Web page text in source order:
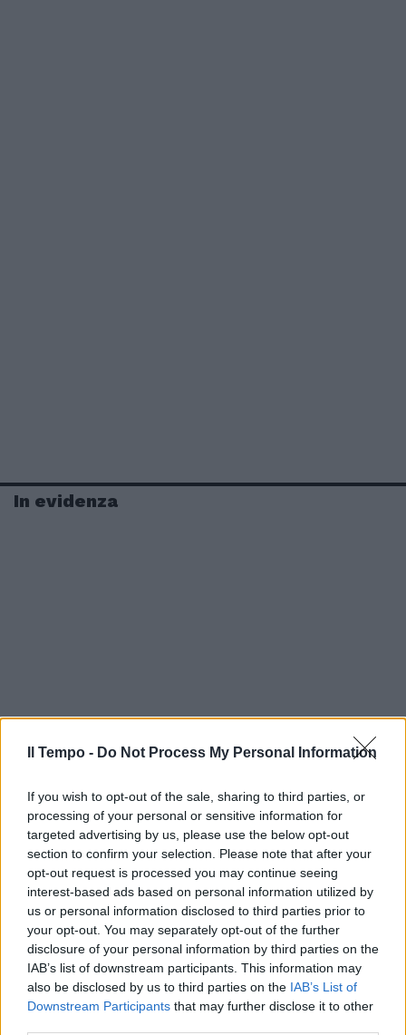
Il Tempo - Do Not Process My Personal Information
If you wish to opt-out of the sale, sharing to third parties, or
processing of your personal or sensitive information for
targeted advertising by us, please use the below opt-out
section to confirm your selection. Please note that after your
opt-out request is processed you may continue seeing
interest-based ads based on personal information utilized by
us or personal information disclosed to third parties prior to
your opt-out. You may separately opt-out of the further
disclosure of your personal information by third parties on the
IAB’s list of downstream participants. This information may
also be disclosed by us to third parties on the IAB’s List of
Downstream Participants that may further disclose it to other
In evidenza